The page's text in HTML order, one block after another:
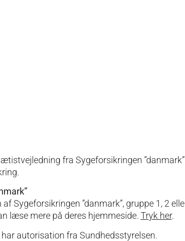
fra Sygeforsikringen
Sygeforsikringen ”danmark”, gruppe 1, 2
læse mere på deres hjemmeside. Tryk her.
autorisation fra Sundhedsstyrelsen.